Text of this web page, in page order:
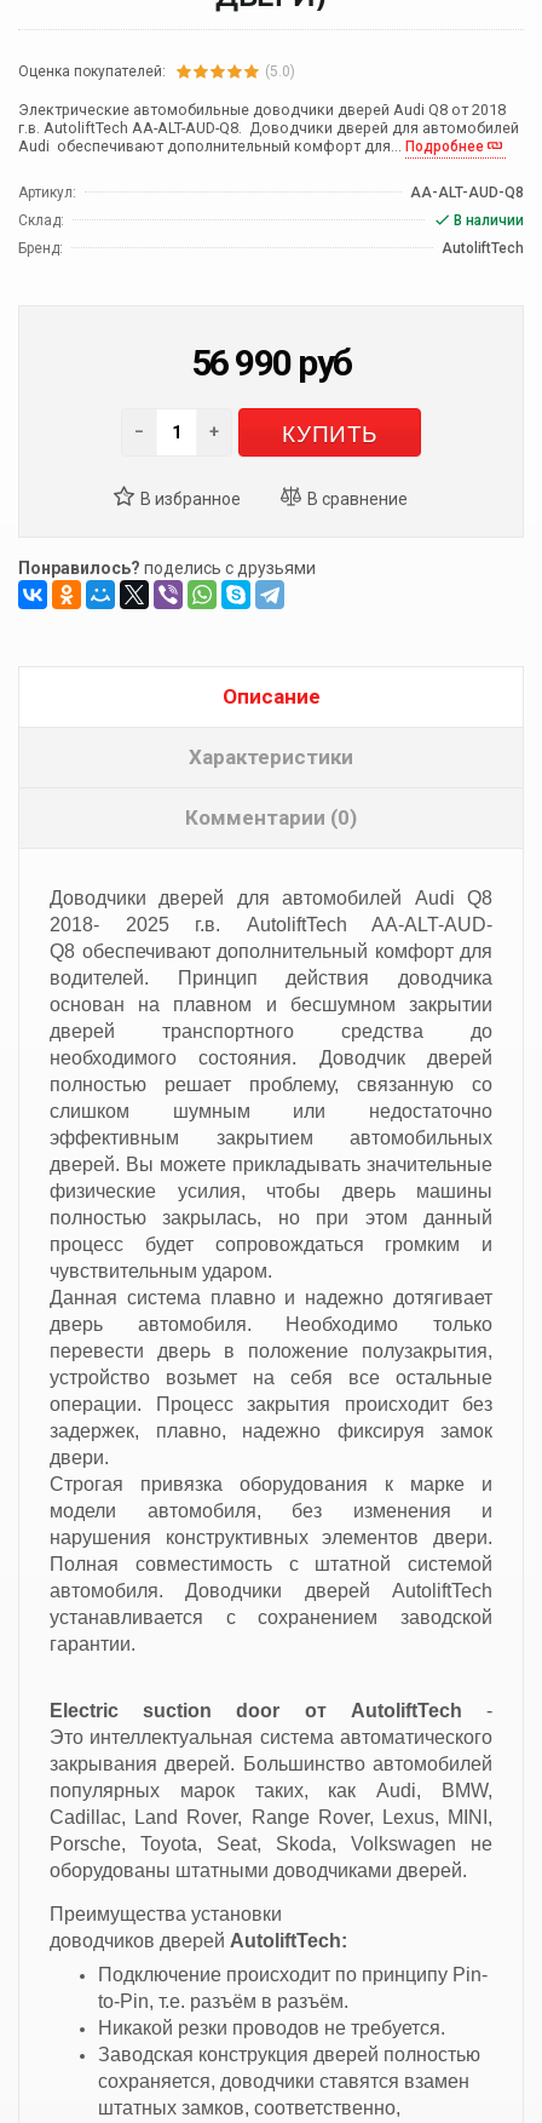
Оценка покупателей: (5.0)
Электрические автомобильные доводчики дверей Audi Q8 от 2018
г.в. AutoliftTech AA-ALT-AUD-Q8. Доводчики дверей для автомобилей
Audi обеспечивают дополнительный комфорт для... Подробнее
Артикул:
AA-ALT-AUD-Q8
Склад:
В наличии
Бренд:
AutoliftTech
56 990 руб
− + КУПИТЬ
Понравилось? поделись с друзьями
Описание
Характеристики
Комментарии (0)
Доводчики дверей для автомобилей Audi Q8
2018- 2025 г.в. AutoliftTech AA-ALT-AUD-
Q8 обеспечивают дополнительный комфорт для
водителей. Принцип действия доводчика
основан на плавном и бесшумном закрытии
дверей транспортного средства до
необходимого состояния. Доводчик дверей
полностью решает проблему, связанную со
слишком шумным или недостаточно
эффективным закрытием автомобильных
дверей. Вы можете прикладывать значительные
физические усилия, чтобы дверь машины
полностью закрылась, но при этом данный
процесс будет сопровождаться громким и
чувствительным ударом.
Данная система плавно и надежно дотягивает
дверь автомобиля. Необходимо только
перевести дверь в положение полузакрытия,
устройство возьмет на себя все остальные
операции. Процесс закрытия происходит без
задержек, плавно, надежно фиксируя замок
двери.
Cтрогая привязка оборудования к марке и
модели автомобиля, без изменения и
нарушения конструктивных элементов двери.
Полная совместимость с штатной системой
автомобиля. Доводчики дверей AutoliftTech
устанавливается с сохранением заводской
гарантии.
Electric suction door от AutoliftTech -
Это интеллектуальная система автоматического
закрывания дверей. Большинство автомобилей
популярных марок таких, как Audi, BMW,
Cadillac, Land Rover, Range Rover, Lexus, MINI,
Porsche, Toyota, Seat, Skoda, Volkswagen не
оборудованы штатными доводчиками дверей.
Преимущества установки
доводчиков дверей AutoliftTech:
Подключение происходит по принципу Pin-
to-Pin, т.е. разъём в разъём.
Никакой резки проводов не требуется.
Заводская конструкция дверей полностью
сохраняется, доводчики ставятся взамен
штатных замков, соответственно,